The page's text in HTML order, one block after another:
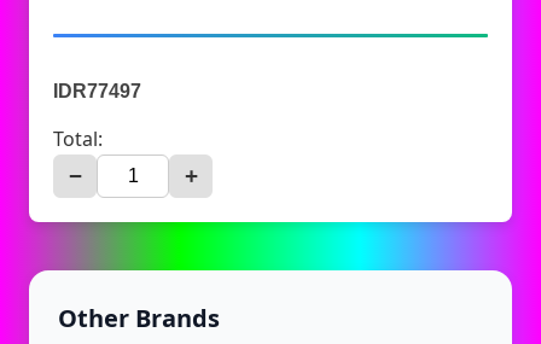
IDR77497
Total:
− +
Other Brands